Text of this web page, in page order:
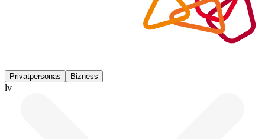
Privātpersonas Bizness
lv